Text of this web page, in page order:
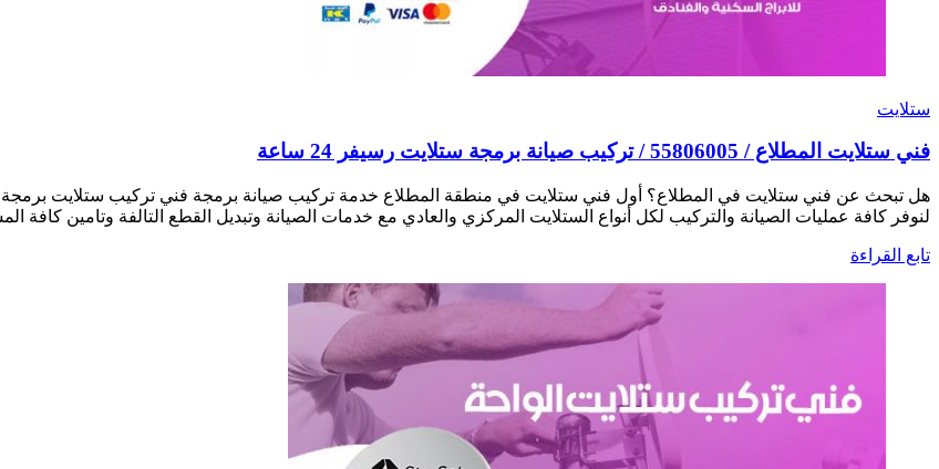
ستلايت
فني ستلايت المطلاع / 55806005 / تركيب صيانة برمجة ستلايت رسيفر 24 ساعة
هل تبحث عن فني ستلايت في المطلاع؟ أول فني ستلايت في منطقة المطلاع خدمة تركيب صيانة برمجة فني تركيب ستلايت
لنوفر كافة عمليات الصيانة والتركيب لكل أنواع الستلايت المركزي والعادي مع خدمات الصيانة وتبديل القطع التالفة وتامين
تابع القراءة